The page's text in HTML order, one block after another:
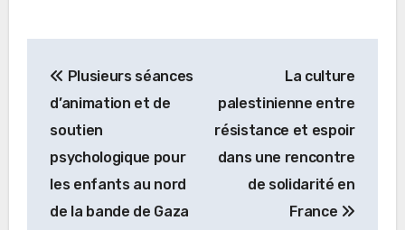
de
l’article
Plusieurs séances
d’animation et de
soutien
psychologique pour
les enfants au nord
de la bande de Gaza
La culture
palestinienne entre
résistance et espoir
dans une rencontre
de solidarité en
France